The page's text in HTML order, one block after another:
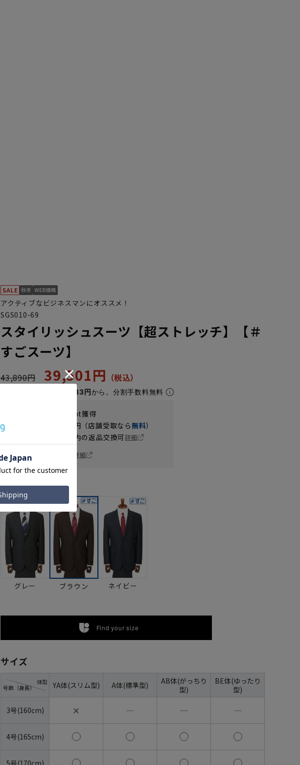
アクティブなビジネスマンにオススメ！
SGS010-69
スタイリッシュスーツ【超ストレッチ】【＃
すごスーツ】
43,890円 39,501円
月々6,583円から。分割手数料無料
pt獲得
円（店舗受取なら無料）
日以内の返品交換可詳細
一部対象外商品あり
お届け日を調べる 詳細
カラー
グレー ブラウン ネイビー
Find your size
サイズ
号数（身長）
体型 YA体(スリム型) A体(標準型)
AB体(がっちり
型)
BE体(ゆったり
型)
3号(160cm) ✕ ― ― ―
4号(165cm)
5号(170cm)